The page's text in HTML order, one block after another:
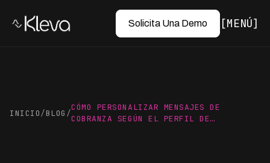
Solicita Una Demo MENÚ
INICIO/BLOG /
CÓMO PERSONALIZAR MENSAJES DE
COBRANZA SEGÚN EL PERFIL DE…